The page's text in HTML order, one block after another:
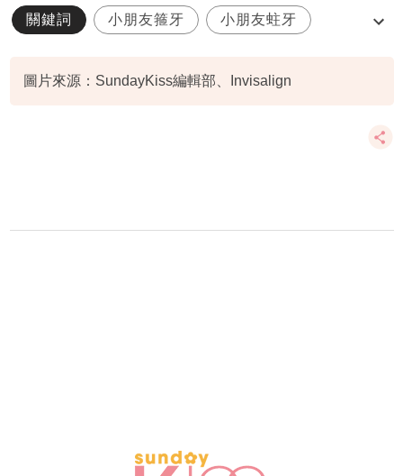
關鍵詞 小朋友箍牙 小朋友蛀牙
圖片來源：SundayKiss編輯部、Invisalign